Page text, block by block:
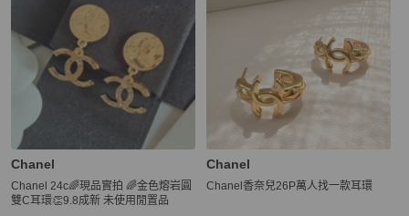
Chanel
Chanel 24c🌈現品實拍 🌈金色熔岩圓
雙C耳環👏9.8成新 未使用閒置品
Chanel
Chanel香奈兒26P萬人找一款耳環